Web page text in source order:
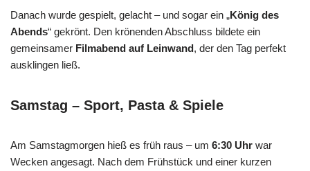
Danach wurde gespielt, gelacht – und sogar ein „König des
Abends“ gekrönt. Den krönenden Abschluss bildete ein
gemeinsamer Filmabend auf Leinwand, der den Tag perfekt
ausklingen ließ.
Samstag – Sport, Pasta & Spiele
Am Samstagmorgen hieß es früh raus – um 6:30 Uhr war
Wecken angesagt. Nach dem Frühstück und einer kurzen